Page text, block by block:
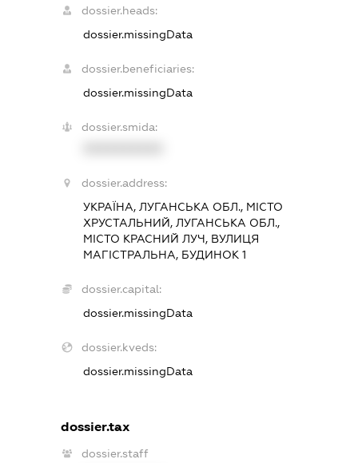
dossier.heads:
dossier.missingData
dossier.beneficiaries:
dossier.missingData
dossier.smida:
dossier.address:
УКРАЇНА, ЛУГАНСЬКА ОБЛ., МІСТО
ХРУСТАЛЬНИЙ, ЛУГАНСЬКА ОБЛ.,
МІСТО КРАСНИЙ ЛУЧ, ВУЛИЦЯ
МАГІСТРАЛЬНА, БУДИНОК 1
dossier.capital:
dossier.missingData
dossier.kveds:
dossier.missingData
dossier.tax
dossier.staff